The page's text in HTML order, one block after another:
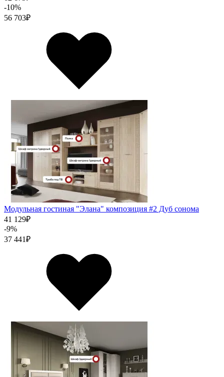
-10%
56 703₽
Модульная гостиная "Элана" композиция #2 Дуб сонома
41 129₽
-9%
37 441₽